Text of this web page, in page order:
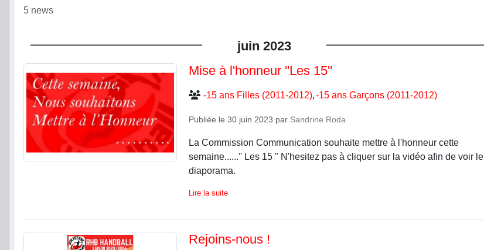
5 news
juin 2023
Mise à l'honneur ''Les 15''
-15 ans Filles (2011-2012) -15 ans Garçons (2011-2012)
Publiée le 30 juin 2023 par Sandrine Roda
La Commission Communication souhaite mettre à l'honneur cette
semaine......'' Les 15 " N'hesitez pas à cliquer sur la vidéo afin de voir le
diaporama.
Lire la suite
Rejoins-nous !